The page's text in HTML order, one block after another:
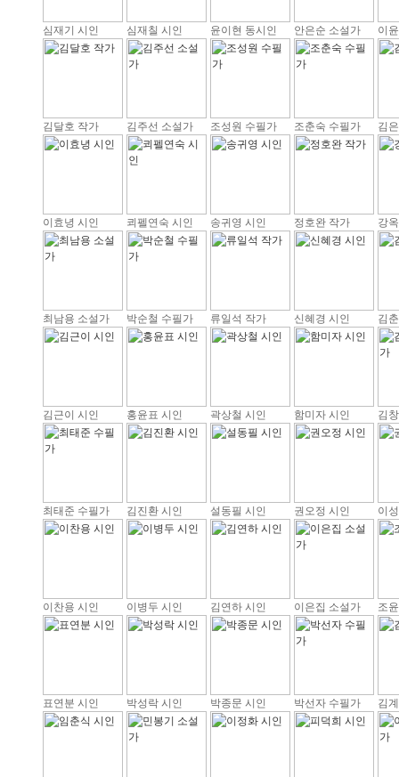
심재기 시인 심재칠 시인 윤이현 동시인 안은순 소설가 이
김달호 작가 김주선 소설가 조성원 수필가 조춘숙 수필가 김
이효녕 시인 쾨펠연숙 시인 송귀영 시인 정호완 작가 강
최남용 소설가 박순철 수필가 류일석 작가 신혜경 시인 김
김근이 시인 홍윤표 시인 곽상철 시인 함미자 시인 김
최태준 수필가 김진환 시인 설동필 시인 권오정 시인 이
이찬용 시인 이병두 시인 김연하 시인 이은집 소설가 조
표연분 시인 박성락 시인 박종문 시인 박선자 수필가 김